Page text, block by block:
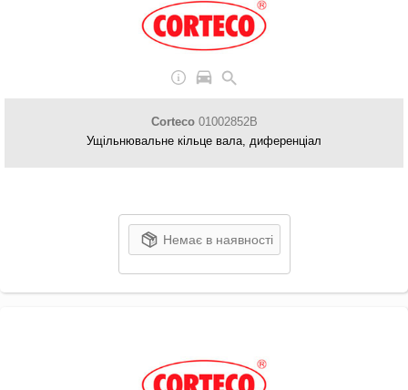
Corteco01002852B
Ущільнювальне кільце вала, диференціал
Немає в наявності